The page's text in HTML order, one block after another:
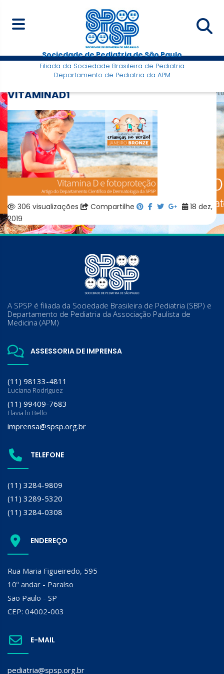
Sociedade de Pediatria de São Paulo
Filiada da Sociedade Brasileira de Pediatria
Departamento de Pediatria da APM
VITAMINAD1
306 visualizações Compartilhe
18 dez,
2019
A SPSP é filiada da Sociedade Brasileira de Pediatria (SBP) e
Departamento de Pediatria da Associação Paulista de
Medicina (APM)
ASSESSORIA DE IMPRENSA
(11) 98133-4811
Luciana Rodriguez
(11) 99409-7683
Flavia lo Bello
imprensa@spsp.org.br
TELEFONE
(11) 3284-9809
(11) 3289-5320
(11) 3284-0308
ENDEREÇO
Rua Maria Figueiredo, 595
10º andar - Paraíso
São Paulo - SP
CEP: 04002-003
E-MAIL
pediatria@spsp.org.br